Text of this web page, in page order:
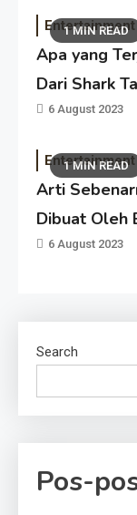
1 MIN READ
Entertainment
Apa yang
Dari Shark
6 August 2023
1 MIN READ
Entertainment
Arti
Dibuat Oleh
6 August 2023
Search
Pos-